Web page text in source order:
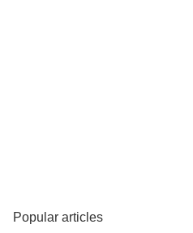
Popular articles